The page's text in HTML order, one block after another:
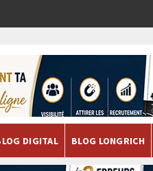
DIGITAL BLOG LONGRICH